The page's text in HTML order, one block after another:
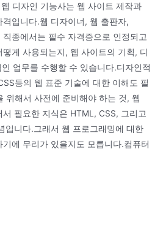
디자인 기능사는 웹 사이트 제작과
입니다.웹 디자이너, 웹 출판자,
종에서는 필수 자격증으로 인정되고
게 사용되는지, 웹 사이트의 기획, 디
업무를 수행할 수 있습니다.디자인적
등의 웹 표준 기술에 대한 이해도 필
위해서 사전에 준비해야 하는 것, 웹
필요한 지식은 HTML, CSS, 그리고
입니다.그래서 웹 프로그래밍에 대한
에 무리가 있을지도 모릅니다.컴퓨터